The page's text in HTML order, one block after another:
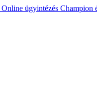
Online ügyintézés Champion